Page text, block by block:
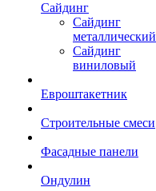
Сайдинг
Сайдинг
металлический
Сайдинг
виниловый
Евроштакетник
Строительные смеси
Фасадные панели
Ондулин